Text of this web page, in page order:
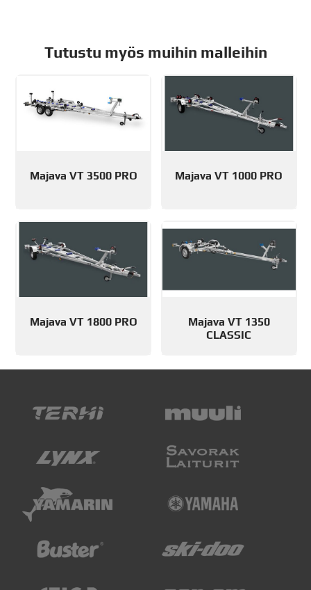
Tutustu myös muihin malleihin
Majava VT 3500 PRO Majava VT 1000 PRO
Majava VT 1800 PRO
Majava VT 1350
CLASSIC